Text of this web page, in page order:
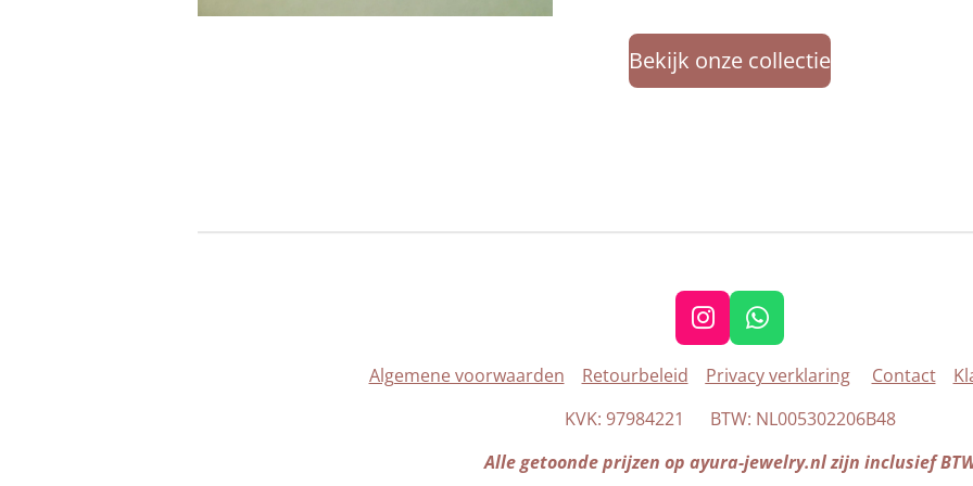
Bekijk onze collectie
I
n
s
a
g
W
h
a
t
s
A
Algemene voorwaarden Retourbeleid Privacy verklaring Contact
KVK: 97984221 BTW: NL005302206B48
Alle getoonde prijzen op ayura-jewelry.nl zijn inclusief